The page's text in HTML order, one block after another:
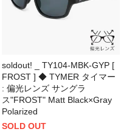
soldout! _ TY104-MBK-GYP [
FROST ] ◆ TYMER タイマー
: 偏光レンズ サングラ
ス"FROST" Matt Black×Gray
Polarized
SOLD OUT